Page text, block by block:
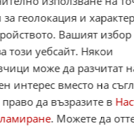
геолокация и
Вашият
този уебсайт. Някои
може да разчитат
интерес вместо на
да възразите в
. Можете да